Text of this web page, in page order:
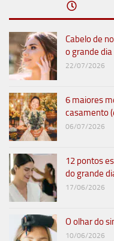
Cabelo de
o grande dia
22/07/2026
6 maiores
casamento
06/07/2026
12 pontos
do grande
17/06/2026
O olhar do
10/06/2026